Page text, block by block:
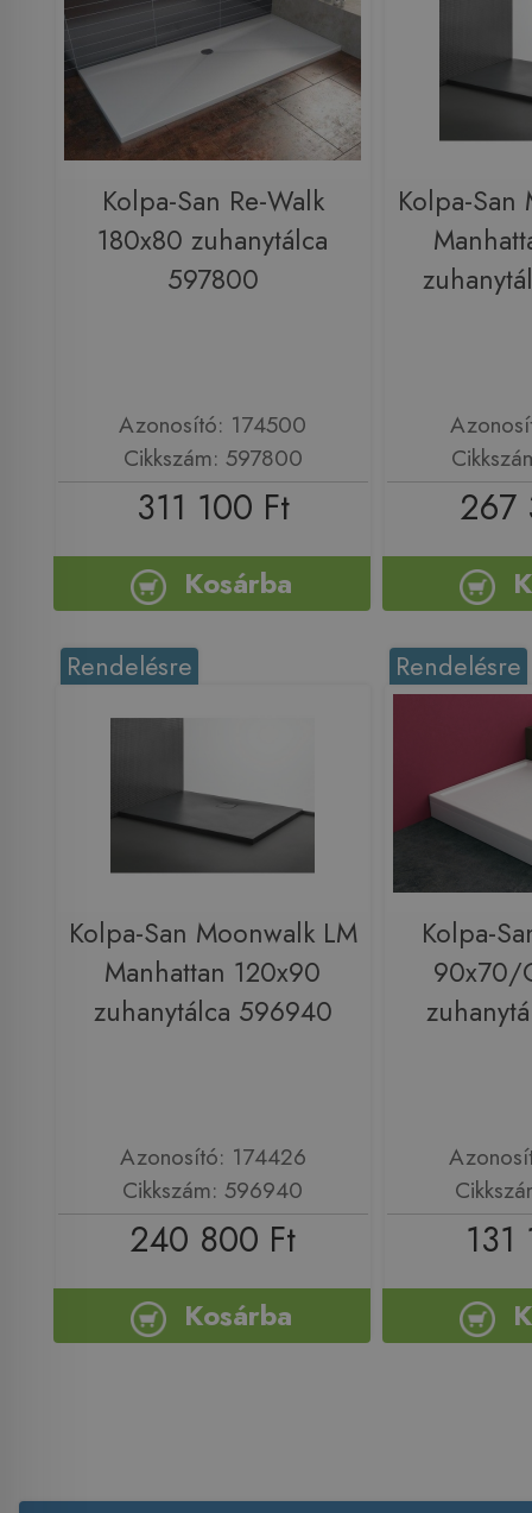
Kolpa-San Re-Walk
180x80 zuhanytálca
597800
Azonosító: 174500
Cikkszám: 597800
311 100 Ft
Kosárba
Kolpa-San
267
Rendelésre
Kolpa-San Moonwalk LM
Manhattan 120x90
zuhanytálca 596940
Azonosító: 174426
Cikkszám: 596940
240 800 Ft
Kosárba
Rendelésre
Kolpa-
90x70/
131